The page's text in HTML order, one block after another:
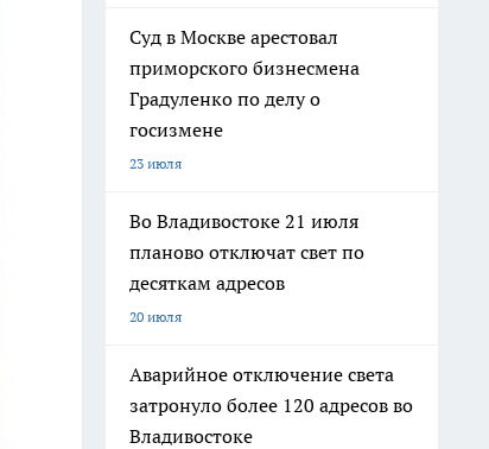
Суд в Москве арестовал
приморского бизнесмена
Градуленко по делу о
госизмене
23 июля
Во Владивостоке 21 июля
планово отключат свет по
десяткам адресов
20 июля
Аварийное отключение света
затронуло более 120 адресов во
Владивостоке